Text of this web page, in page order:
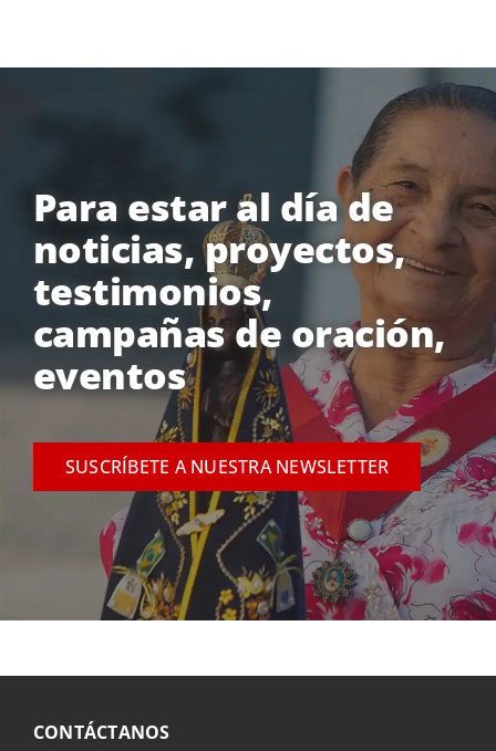
Para estar al día de
noticias, proyectos,
testimonios,
campañas de oración,
eventos
SUSCRÍBETE A NUESTRA NEWSLETTER
CONTÁCTANOS